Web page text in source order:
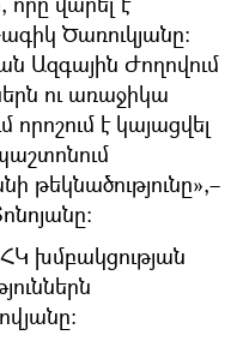
Ծառուկյանը:
Ազգային Ժողովում
ու առաջիկա
է կայացվել
թեկնածությունը»,–
խմբակցության